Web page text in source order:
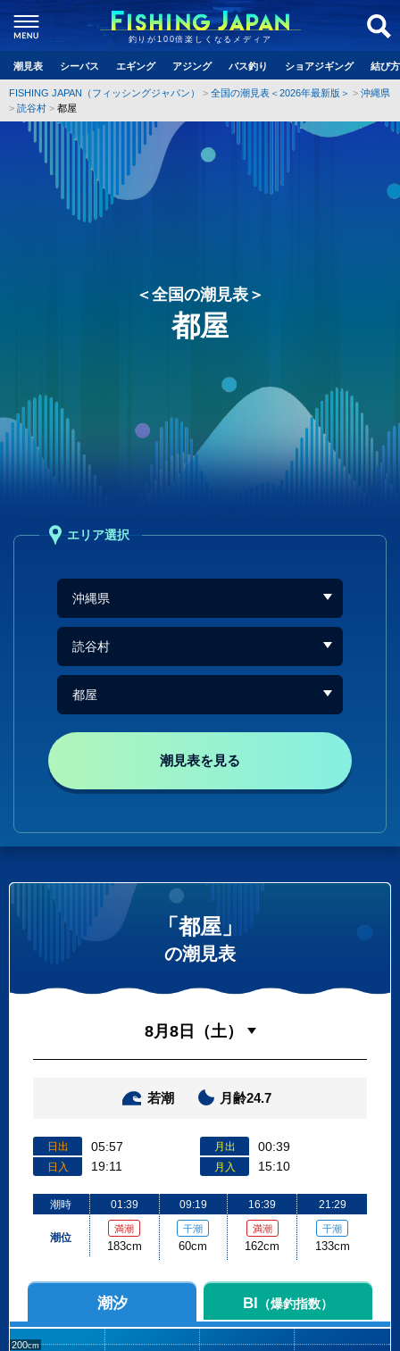
釣りが100倍楽しくなるメディア
潮見表 シーバス エギング アジング バス釣り ショアジギング 結び
FISHING JAPAN（フィッシングジャパン） 全国の潮見表＜2026年最新版＞
沖縄県
読谷村
都屋
＜全国の潮見表＞
都屋
エリア選択
潮見表を見る
「都屋」
の潮見表
若潮 月齢24.7
日出 05:57
日入 19:11
月出 00:39
月入 15:10
潮時
潮位
01:39
満潮
183cm
09:19
干潮
60cm
16:39
満潮
162cm
21:29
干潮
133cm
潮汐 BI （爆釣指数）
200